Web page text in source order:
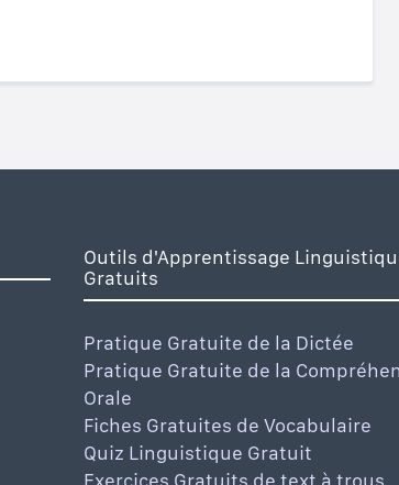
Outils d'Apprentissage
Gratuits
Pratique Gratuite de la Dictée
Pratique Gratuite de la
Orale
Fiches Gratuites de Vocabulaire
Quiz Linguistique Gratuit
Exercices Gratuits de text à trous